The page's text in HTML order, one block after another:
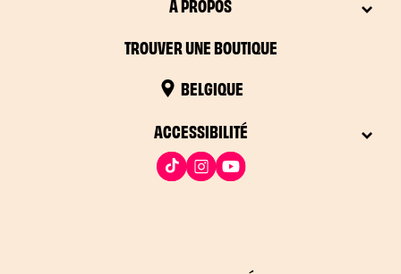
À PROPOS
TROUVER UNE BOUTIQUE
BELGIQUE
ACCESSIBILITÉ